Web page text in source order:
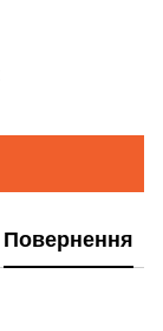
Повернення